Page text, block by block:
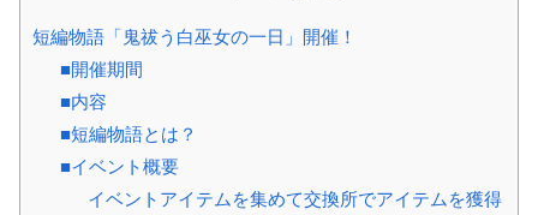
短編物語「鬼祓う白巫女の一日」開催！
■開催期間
■内容
■短編物語とは？
■イベント概要
イベントアイテムを集めて交換所でアイテムを獲得